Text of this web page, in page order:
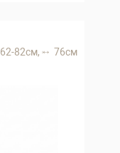
62-82 см, 76 см